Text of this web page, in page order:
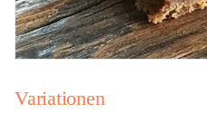
Variationen